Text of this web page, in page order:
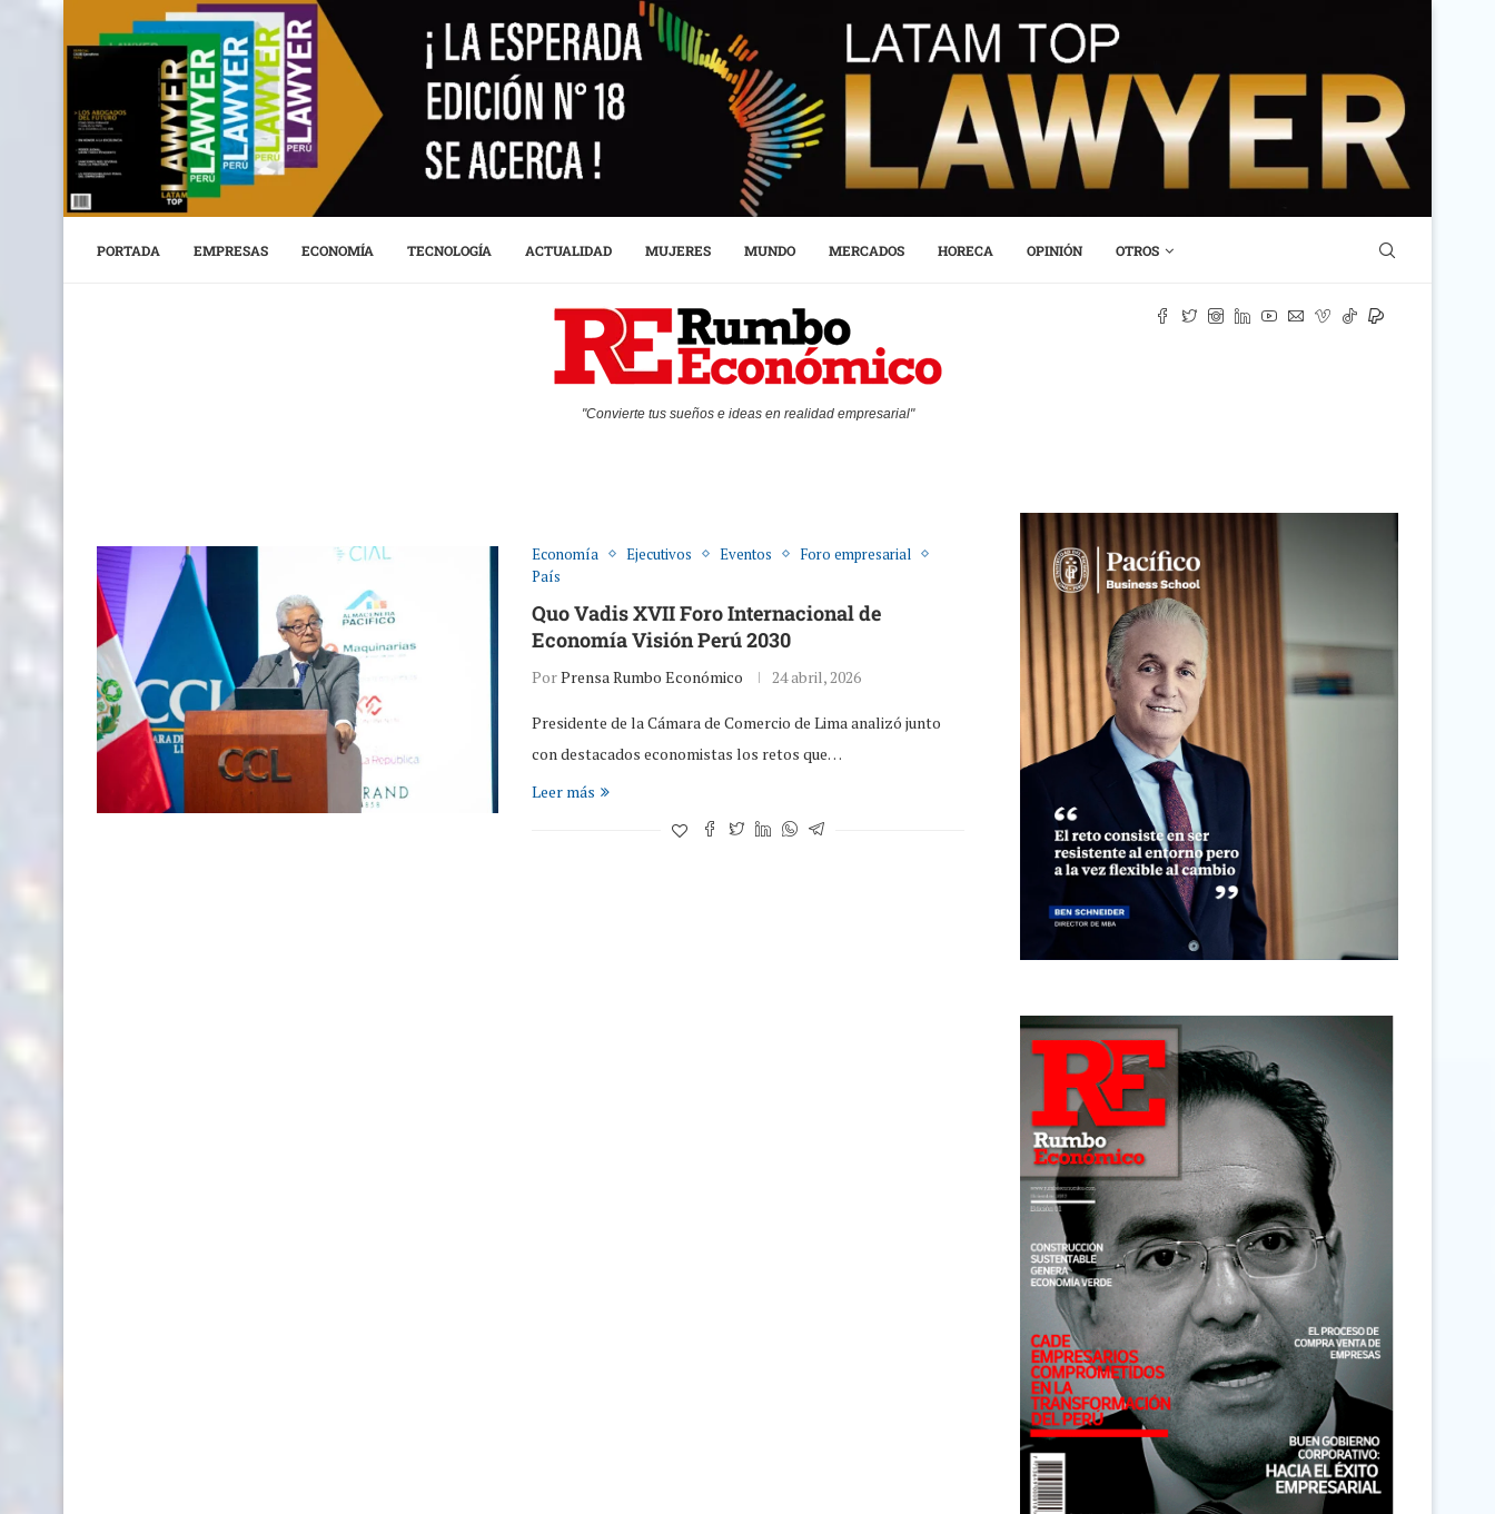
PORTADA EMPRESAS ECONOMÍA TECNOLOGÍA ACTUALIDAD MUJERES MUNDO MERCADOS HORECA OPINIÓN OTROS
"Convierte tus sueños e ideas en realidad empresarial"
Economía Ejecutivos Eventos
Foro empresarial
País
Quo Vadis XVII Foro Internacional de
Economía Visión Perú 2030
PorPrensa Rumbo Económico 24 abril, 2026
Presidente de la Cámara de Comercio de Lima analizó junto
con destacados economistas los retos que…
Leer más